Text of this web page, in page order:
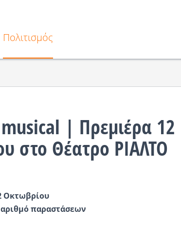
Πολιτισμός
| Πρεμιέρα 12
στο Θέατρο ΡΙΑΛΤΟ
Οκτωβρίου
παραστάσεων